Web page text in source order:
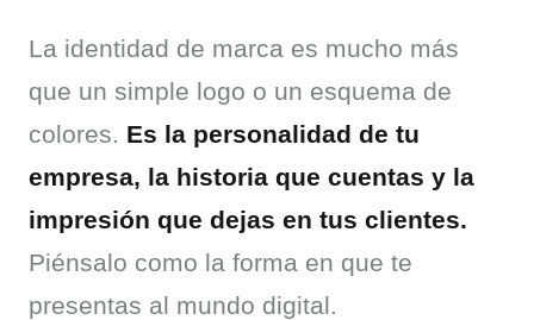
La identidad de marca es mucho más
que un simple logo o un esquema de
colores. Es la personalidad de tu
empresa, la historia que cuentas y la
impresión que dejas en tus clientes.
Piénsalo como la forma en que te
presentas al mundo digital.